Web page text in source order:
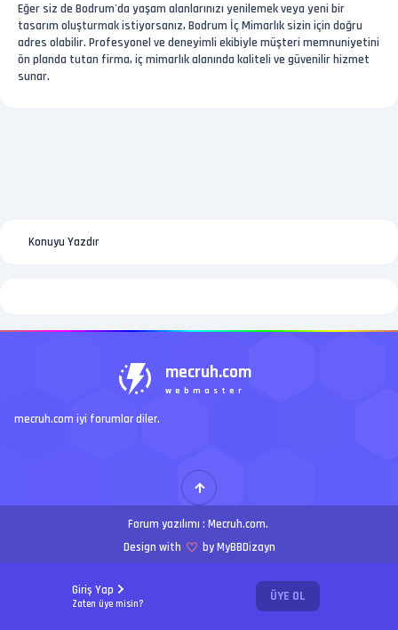
Giriş Yap
Zaten üye misin? ÜYE OL
Eğer siz de Bodrum'da yaşam alanlarınızı yenilemek veya yeni bir
tasarım oluşturmak istiyorsanız, Bodrum İç Mimarlık sizin için doğru
adres olabilir. Profesyonel ve deneyimli ekibiyle müşteri memnuniyetini
ön planda tutan firma, iç mimarlık alanında kaliteli ve güvenilir hizmet
sunar.
Konuyu Yazdır
mecruh.com
webmaster
mecruh.com iyi forumlar diler.
Forum yazılımı : Mecruh.com.
Design with
by MyBBDizayn